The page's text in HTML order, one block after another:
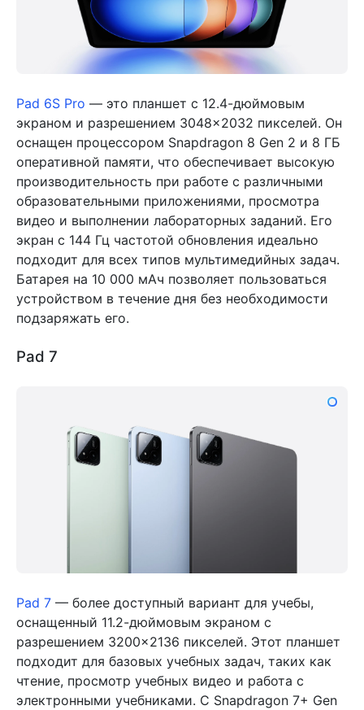
Pad 6S Pro — это планшет с 12.4-дюймовым
экраном и разрешением 3048×2032 пикселей. Он
оснащен процессором Snapdragon 8 Gen 2 и 8 ГБ
оперативной памяти, что обеспечивает высокую
производительность при работе с различными
образовательными приложениями, просмотра
видео и выполнении лабораторных заданий. Его
экран с 144 Гц частотой обновления идеально
подходит для всех типов мультимедийных задач.
Батарея на 10 000 мАч позволяет пользоваться
устройством в течение дня без необходимости
подзаряжать его.
Pad 7
Pad 7 — более доступный вариант для учебы,
оснащенный 11.2-дюймовым экраном с
разрешением 3200×2136 пикселей. Этот планшет
подходит для базовых учебных задач, таких как
чтение, просмотр учебных видео и работа с
электронными учебниками. С Snapdragon 7+ Gen